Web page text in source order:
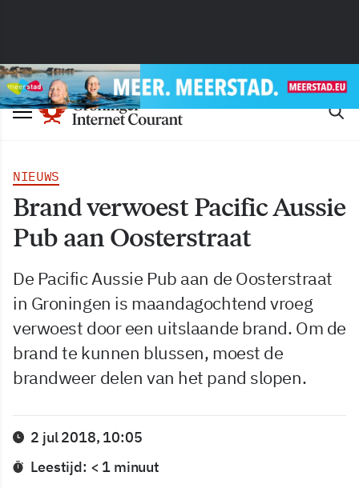
NIEUWS
Brand verwoest Pacific Aussie
Pub aan Oosterstraat
De Pacific Aussie Pub aan de Oosterstraat
in Groningen is maandagochtend vroeg
verwoest door een uitslaande brand. Om de
brand te kunnen blussen, moest de
brandweer delen van het pand slopen.
2 jul 2018, 10:05
Leestijd: < 1 minuut